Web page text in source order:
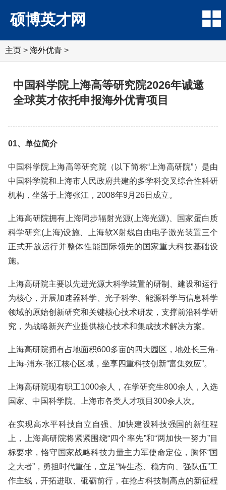
硕博英才网
主页 > 海外优青 >
中国科学院上海高等研究院2026年诚邀
全球英才依托申报海外优青项目
01、单位简介
中国科学院上海高等研究院（以下简称“上海高研院”）是由
中国科学院和上海市人民政府共建的多学科交叉综合性科研
机构，坐落于上海张江，2008年9月26日成立。
上海高研院拥有上海同步辐射光源(上海光源)、国家蛋白质
科学研究(上海)设施、上海软X射线自由电子激光装置三个
正式开放运行并整体性能国际领先的国家重大科技基础设
施。
上海高研院主要以先进光源大科学装置的研制、建设和运行
为核心，开展加速器科学、光子科学、能源科学与信息科学
领域的原始创新研究和关键核心技术研发，支撑前沿科学研
究，为战略新兴产业提供核心技术和集成技术解决方案。
上海高研院拥有占地面积600多亩的四大园区，地处长三角-
上海-浦东-张江核心区域，坐享四重科技创新“富集效应”。
上海高研院现有职工1000余人，在学研究生800余人，入选
国家、中国科学院、上海市各类人才项目300余人次。
在实现高水平科技自立自强、加快建设科技强国的新征程
上，上海高研院将紧紧围绕“四个率先”和“两加快一努力”目
标要求，恪守国家战略科技力量主力军使命定位，胸怀“国
之大者”，勇担时代重任，立足“铸生态、稳方向、强队伍”工
作主线，开拓进取、砥砺前行，在抢占科技制高点的新征程